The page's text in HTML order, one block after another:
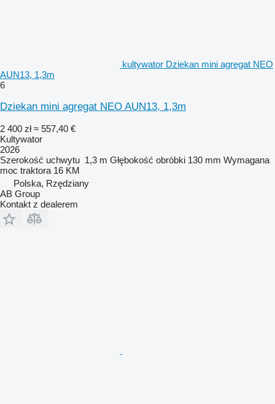
kultywator Dziekan mini agregat NEO
AUN13, 1,3m
6
Dziekan mini agregat NEO AUN13, 1,3m
2 400 zł ≈ 557,40 €
Kultywator
2026
Szerokość uchwytu 1,3 m Głębokość obróbki 130 mm Wymagana
moc traktora 16 KM
Polska, Rzędziany
AB Group
Kontakt z dealerem